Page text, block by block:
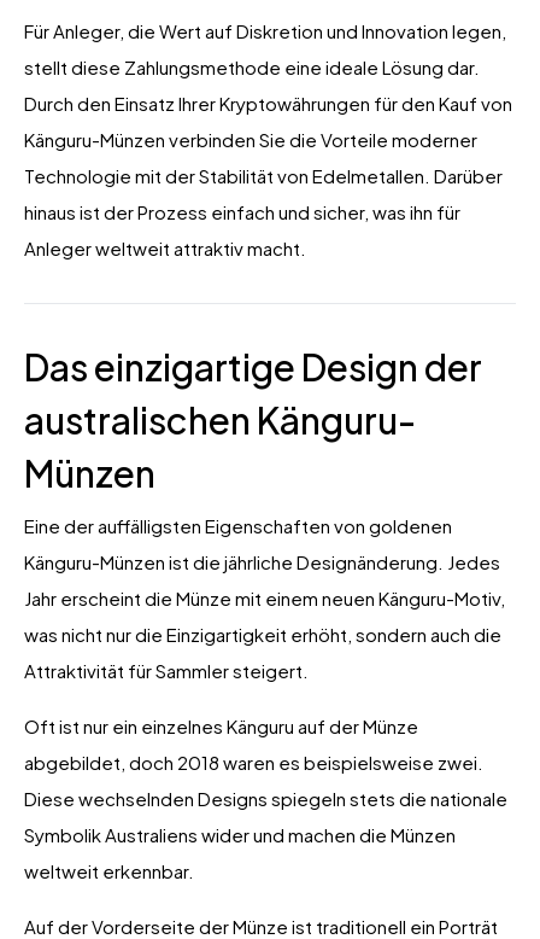
Für Anleger, die Wert auf Diskretion und Innovation legen,
stellt diese Zahlungsmethode eine ideale Lösung dar.
Durch den Einsatz Ihrer Kryptowährungen für den Kauf von
Känguru-Münzen verbinden Sie die Vorteile moderner
Technologie mit der Stabilität von Edelmetallen. Darüber
hinaus ist der Prozess einfach und sicher, was ihn für
Anleger weltweit attraktiv macht.
Das einzigartige Design der
australischen Känguru-
Münzen
Eine der auffälligsten Eigenschaften von goldenen
Känguru-Münzen ist die jährliche Designänderung. Jedes
Jahr erscheint die Münze mit einem neuen Känguru-Motiv,
was nicht nur die Einzigartigkeit erhöht, sondern auch die
Attraktivität für Sammler steigert.
Oft ist nur ein einzelnes Känguru auf der Münze
abgebildet, doch 2018 waren es beispielsweise zwei.
Diese wechselnden Designs spiegeln stets die nationale
Symbolik Australiens wider und machen die Münzen
weltweit erkennbar.
Auf der Vorderseite der Münze ist traditionell ein Porträt